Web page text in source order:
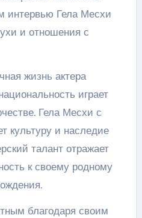
интервью Гела Месхи
и отношения с
жизнь актера
играет
Гела Месхи с
культуру и наследие
талант отражает
к своему родному
благодаря своим